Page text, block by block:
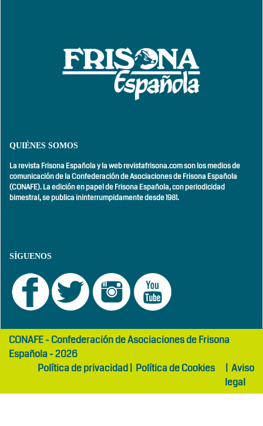
QUIÉNES SOMOS
La revista Frisona Española y la web revistafrisona.com son los medios de
comunicación de la Confederación de Asociaciones de Frisona Española
(CONAFE). La edición en papel de Frisona Española, conperiodicidad
bimestral,se publica ininterrumpidamente desde 1981.
SÍGUENOS
girls
abaya
maltepe
otelCONAFE - Confederación de Asociaciones de Frisona
Española - 2026
Política de privacidad| Política de Cookies | Aviso
legal